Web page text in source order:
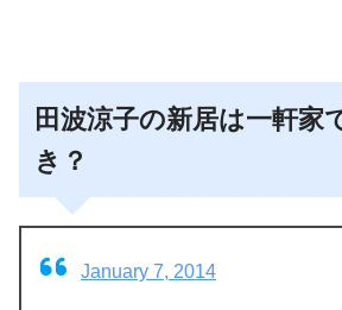
田波涼子の新居は一軒家
き？
January 7, 2014